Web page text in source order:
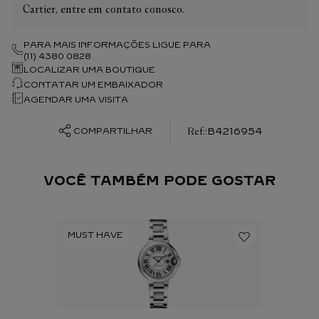
Cartier, entre em contato conosco.
PARA MAIS INFORMAÇÕES LIGUE PARA
(11) 4380 0828
LOCALIZAR UMA BOUTIQUE
CONTATAR UM EMBAIXADOR
AGENDAR UMA VISITA
COMPARTILHAR :B4216954
VOCÊ TAMBÉM PODE GOSTAR